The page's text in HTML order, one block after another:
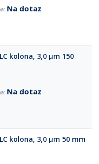
Na dotaz
kolona, 3,0 µm 150
Na dotaz
kolona, 3,0 µm 50 mm